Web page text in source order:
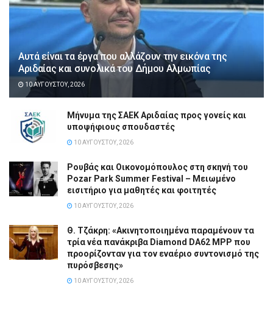
Αυτά είναι τα έργα που αλλάζουν την εικόνα της
Αριδαίας και συνολικά του Δήμου Αλμωπίας
10 ΑΥΓΟΎΣΤΟΥ, 2026
Μήνυμα της ΣΑΕΚ Αριδαίας προς γονείς και
υποψήφιους σπουδαστές
10 ΑΥΓΟΎΣΤΟΥ, 2026
Ρουβάς και Οικονομόπουλος στη σκηνή του
Pozar Park Summer Festival – Μειωμένο
εισιτήριο για μαθητές και φοιτητές
10 ΑΥΓΟΎΣΤΟΥ, 2026
Θ. Τζάκρη: «Ακινητοποιημένα παραμένουν τα
τρία νέα πανάκριβα Diamond DA62 MPP που
προορίζονταν για τον εναέριο συντονισμό της
πυρόσβεσης»
10 ΑΥΓΟΎΣΤΟΥ, 2026